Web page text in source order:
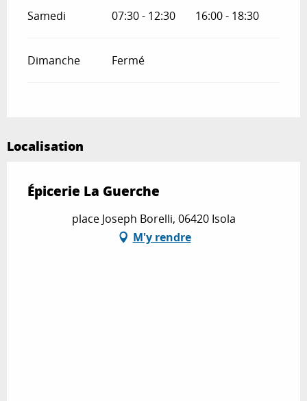
Samedi 07:30 - 12:30 16:00 - 18:30
Dimanche Fermé
Localisation
Épicerie La Guerche
place Joseph Borelli, 06420 Isola
M'y rendre